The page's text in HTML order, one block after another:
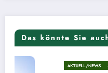
Das könnte Sie
ALLGEMEIN